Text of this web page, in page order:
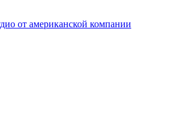
от американской компании